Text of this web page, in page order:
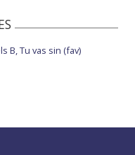
B, Tu vas sin (fav)